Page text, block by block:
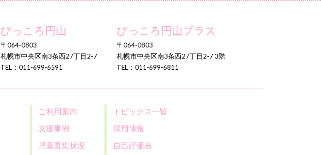
ぴっころ円山
〒064-0803
札幌市中央区南3条西27丁目2-7
TEL：011-699-6591
ぴっころ円山プラス
〒064-0803
札幌市中央区南3条西27丁目2-7 3階
TEL：011-699-6811
ご利用案内
支援事例
児童募集状況
トピックス一覧
採用情報
自己評価表